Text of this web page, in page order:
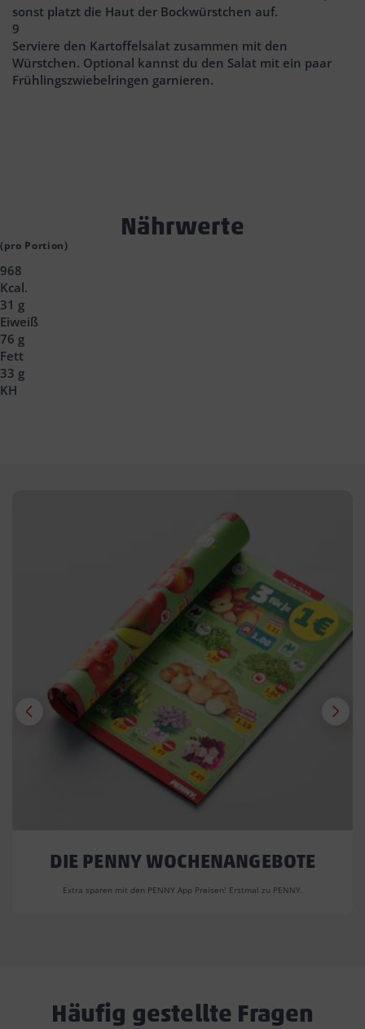
sonst platzt die Haut der Bockwürstchen auf.
9
Serviere den Kartoffelsalat zusammen mit den
Würstchen. Optional kannst du den Salat mit ein paar
Frühlingszwiebelringen garnieren.
Block
Headline
Nährwerte
(pro Portion)
968
Kcal.
31 g
Eiweiß
76 g
Fett
33 g
KH
DIE PENNY WOCHENANGEBOTE
Extra sparen mit den PENNY App Preisen! Erstmal zu PENNY.
Häufig gestellte Fragen